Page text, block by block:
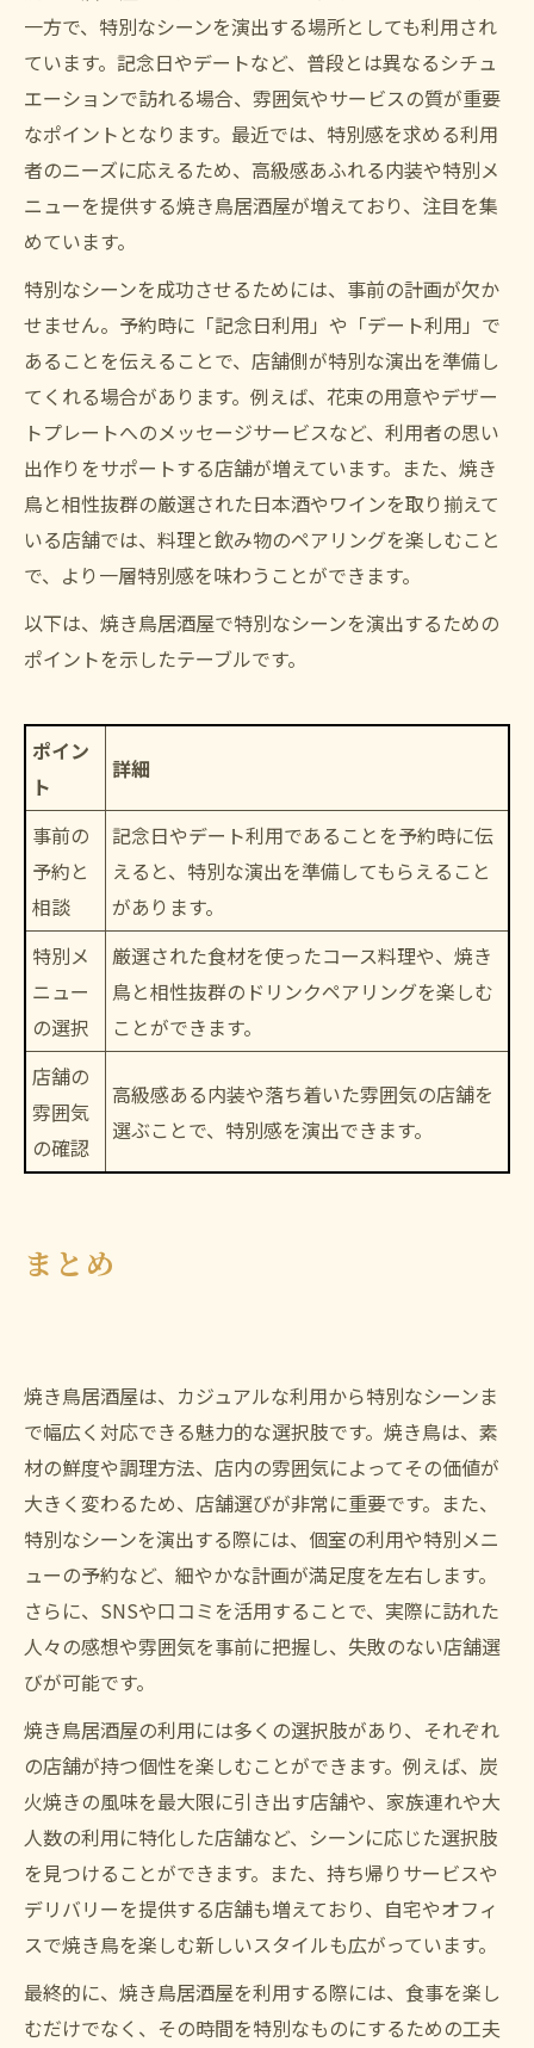
一方で、特別なシーンを演出する場所としても利用され
ています。記念日やデートなど、普段とは異なるシチュ
エーションで訪れる場合、雰囲気やサービスの質が重要
なポイントとなります。最近では、特別感を求める利用
者のニーズに応えるため、高級感あふれる内装や特別メ
ニューを提供する焼き鳥居酒屋が増えており、注目を集
めています。
特別なシーンを成功させるためには、事前の計画が欠か
せません。予約時に「記念日利用」や「デート利用」で
あることを伝えることで、店舗側が特別な演出を準備し
てくれる場合があります。例えば、花束の用意やデザー
トプレートへのメッセージサービスなど、利用者の思い
出作りをサポートする店舗が増えています。また、焼き
鳥と相性抜群の厳選された日本酒やワインを取り揃えて
いる店舗では、料理と飲み物のペアリングを楽しむこと
で、より一層特別感を味わうことができます。
以下は、焼き鳥居酒屋で特別なシーンを演出するための
ポイントを示したテーブルです。
ポイン
ト
詳細
事前の
予約と
相談
記念日やデート利用であることを予約時に伝
えると、特別な演出を準備してもらえること
があります。
特別メ
ニュー
の選択
厳選された食材を使ったコース料理や、焼き
鳥と相性抜群のドリンクペアリングを楽しむ
ことができます。
店舗の
雰囲気
の確認
高級感ある内装や落ち着いた雰囲気の店舗を
選ぶことで、特別感を演出できます。
まとめ
焼き鳥居酒屋は、カジュアルな利用から特別なシーンま
で幅広く対応できる魅力的な選択肢です。焼き鳥は、素
材の鮮度や調理方法、店内の雰囲気によってその価値が
大きく変わるため、店舗選びが非常に重要です。また、
特別なシーンを演出する際には、個室の利用や特別メニ
ューの予約など、細やかな計画が満足度を左右します。
さらに、SNSや口コミを活用することで、実際に訪れた
人々の感想や雰囲気を事前に把握し、失敗のない店舗選
びが可能です。
焼き鳥居酒屋の利用には多くの選択肢があり、それぞれ
の店舗が持つ個性を楽しむことができます。例えば、炭
火焼きの風味を最大限に引き出す店舗や、家族連れや大
人数の利用に特化した店舗など、シーンに応じた選択肢
を見つけることができます。また、持ち帰りサービスや
デリバリーを提供する店舗も増えており、自宅やオフィ
スで焼き鳥を楽しむ新しいスタイルも広がっています。
最終的に、焼き鳥居酒屋を利用する際には、食事を楽し
むだけでなく、その時間を特別なものにするための工夫